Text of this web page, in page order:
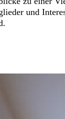
und